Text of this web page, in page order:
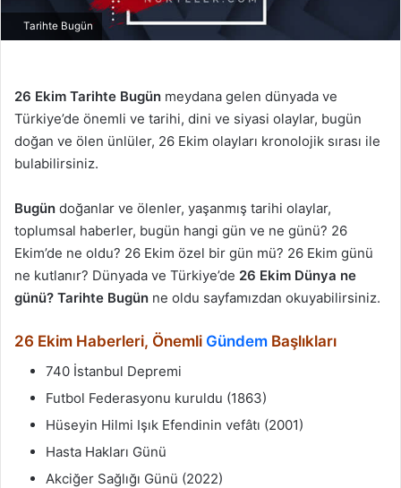
Tarihte Bugün
26 Ekim Tarihte Bugün meydana gelen dünyada ve
Türkiye’de önemli ve tarihi, dini ve siyasi olaylar, bugün
doğan ve ölen ünlüler, 26 Ekim olayları kronolojik sırası ile
bulabilirsiniz.
Bugün doğanlar ve ölenler, yaşanmış tarihi olaylar,
toplumsal haberler, bugün hangi gün ve ne günü? 26
Ekim’de ne oldu? 26 Ekim özel bir gün mü? 26 Ekim günü
ne kutlanır? Dünyada ve Türkiye’de 26 Ekim Dünya ne
günü? Tarihte Bugün ne oldu sayfamızdan okuyabilirsiniz.
26 Ekim Haberleri, Önemli Gündem Başlıkları
740 İstanbul Depremi
Futbol Federasyonu kuruldu (1863)
Hüseyin Hilmi Işık Efendinin vefâtı (2001)
Hasta Hakları Günü
Akciğer Sağlığı Günü (2022)